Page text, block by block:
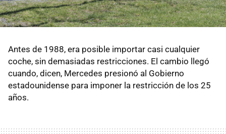
Antes de 1988, era posible importar casi cualquier
coche, sin demasiadas restricciones. El cambio llegó
cuando, dicen, Mercedes presionó al Gobierno
estadounidense para imponer la restricción de los 25
años.